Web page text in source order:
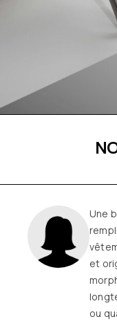
Une
et
ou